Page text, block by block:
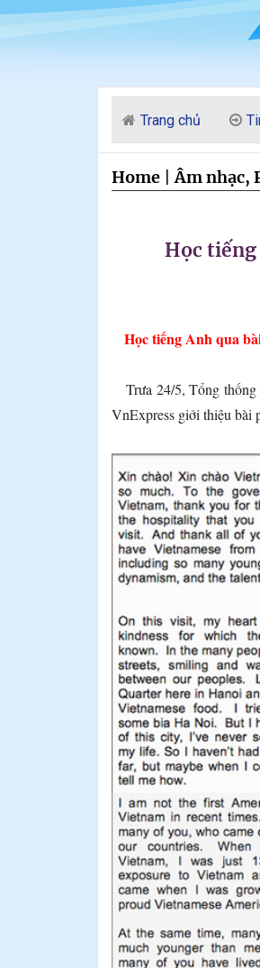
Trang chủ
Home|Âm nhạc,
Học tiếng
Học tiếng Anh qua
Trưa 24/5, Tổng thống
VnExpress giới thiệu bài